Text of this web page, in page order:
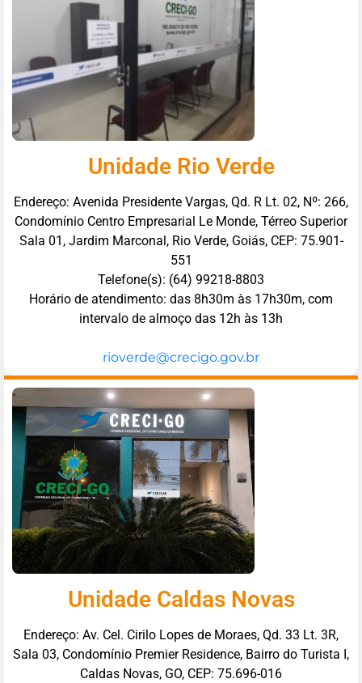
Unidade Rio Verde
Endereço: Avenida Presidente Vargas, Qd. R Lt. 02, Nº: 266,
Condomínio Centro Empresarial Le Monde, Térreo Superior
Sala 01, Jardim Marconal, Rio Verde, Goiás, CEP: 75.901-
551
Telefone(s): (64) 99218-8803
Horário de atendimento: das 8h30m às 17h30m, com
intervalo de almoço das 12h às 13h
rioverde@crecigo.gov.br
Unidade Caldas Novas
Endereço: Av. Cel. Cirilo Lopes de Moraes, Qd. 33 Lt. 3R,
Sala 03, Condomínio Premier Residence, Bairro do Turista I,
Caldas Novas, GO, CEP: 75.696-016